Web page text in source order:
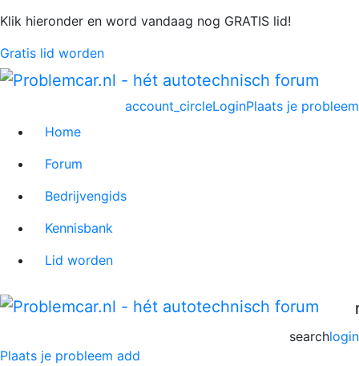
Klik hieronder en word vandaag nog GRATIS lid!
Gratis lid worden
Plaats je probleem
account_circleLogin
Home
Forum
Bedrijvengids
Kennisbank
Lid worden
login
search
Plaats je probleem add